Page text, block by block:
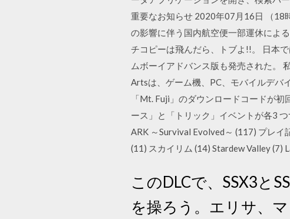
重要なお知らせ 2020年07月16日 （18
の影響に伴う国内航空便一部運休によ
チコピーは飛んだら、トブよ!!。 日本
ムボーイアドバンス版も発売された。
Artsは、ゲーム機、PC、モバイルデバ
「Mt. Fuji」のダウンロードコードが
ース」と「トリック」イベントが各3
ARK ～Survival Evolved～ (117) プレイ
(11) スカイリム (14) Stardew Valley (7)
このDLCで、SSX3と
を操ろう。エリサ、